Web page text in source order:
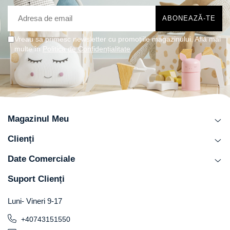
Vreau sa primesc newsletter cu promoțiile magazinului. Află mai
multe în Politica de Confidențialitate
Magazinul Meu
Clienți
Date Comerciale
Suport Clienți
Luni- Vineri 9-17
+40743151550